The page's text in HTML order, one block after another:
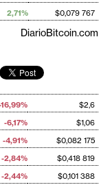
2,71% $0,079 767
DiarioBitcoin.com
$2,6
-6,17%
$1,06
-4,91%
$0,082 175
-2,84%
$0,418 819
-2,44%
$0,101 388